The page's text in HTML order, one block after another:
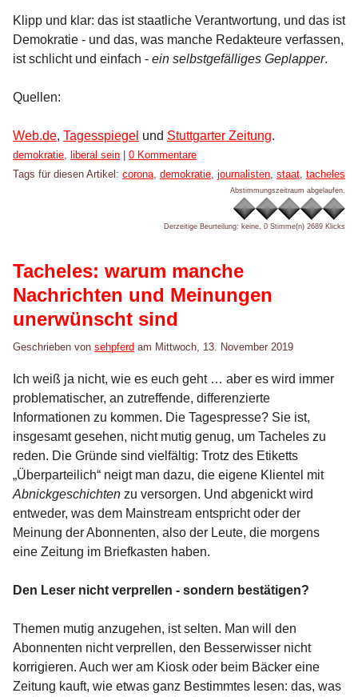
Klipp und klar: das ist staatliche Verantwortung, und das ist
Demokratie - und das, was manche Redakteure verfassen,
ist schlicht und einfach - ein selbstgefälliges Geplapper.
Quellen:
Web.de, Tagesspiegel und Stuttgarter Zeitung.
Kategorien:
demokratie, liberal sein
0 Kommentare
Tags für diesen Artikel: corona, demokratie, journalisten, staat, tacheles
Abstimmungszeitraum abgelaufen.
Derzeitige Beurteilung: keine, 0 Stimme(n) 2689 Klicks
Tacheles: warum manche
Nachrichten und Meinungen
unerwünscht sind
Geschrieben von sehpferd am Mittwoch, 13. November 2019
Ich weiß ja nicht, wie es euch geht … aber es wird immer
problematischer, an zutreffende, differenzierte
Informationen zu kommen. Die Tagespresse? Sie ist,
insgesamt gesehen, nicht mutig genug, um Tacheles zu
reden. Die Gründe sind vielfältig: Trotz des Etiketts
„Überparteilich“ neigt man dazu, die eigene Klientel mit
Abnickgeschichten zu versorgen. Und abgenickt wird
entweder, was dem Mainstream entspricht oder der
Meinung der Abonnenten, also der Leute, die morgens
eine Zeitung im Briefkasten haben.
Den Leser nicht verprellen - sondern bestätigen?
Themen mutig anzugehen, ist selten. Man will den
Abonnenten nicht verprellen, den Besserwisser nicht
korrigieren. Auch wer am Kiosk oder beim Bäcker eine
Zeitung kauft, wie etwas ganz Bestimmtes lesen: das, was